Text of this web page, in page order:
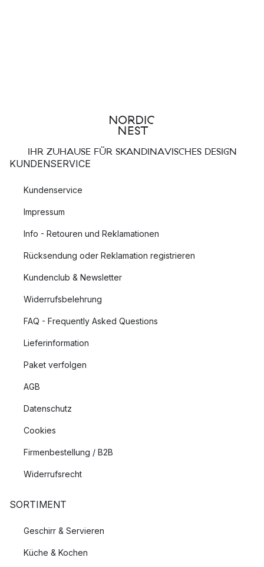
IHR ZUHAUSE FÜR SKANDINAVISCHES DESIGN
KUNDENSERVICE
Kundenservice
Impressum
Info - Retouren und Reklamationen
Rücksendung oder Reklamation registrieren
Kundenclub & Newsletter
Widerrufsbelehrung
FAQ - Frequently Asked Questions
Lieferinformation
Paket verfolgen
AGB
Datenschutz
Cookies
Firmenbestellung / B2B
Widerrufsrecht
SORTIMENT
Geschirr & Servieren
Küche & Kochen